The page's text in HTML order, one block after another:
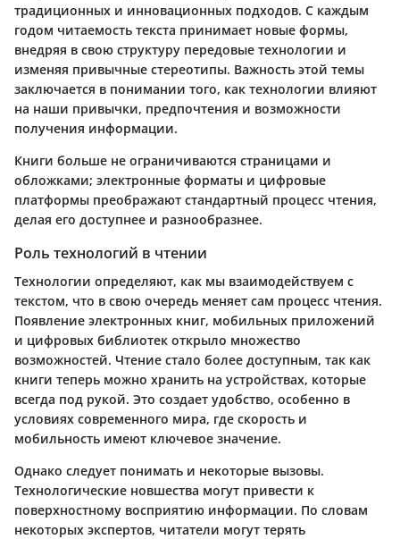
традиционных и инновационных подходов. С каждым
годом читаемость текста принимает новые формы,
внедряя в свою структуру передовые технологии и
изменяя привычные стереотипы. Важность этой темы
заключается в понимании того, как технологии влияют
на наши привычки, предпочтения и возможности
получения информации.
Книги больше не ограничиваются страницами и
обложками; электронные форматы и цифровые
платформы преображают стандартный процесс чтения,
делая его доступнее и разнообразнее.
Роль технологий в чтении
Технологии определяют, как мы взаимодействуем с
текстом, что в свою очередь меняет сам процесс чтения.
Появление электронных книг, мобильных приложений
и цифровых библиотек открыло множество
возможностей. Чтение стало более доступным, так как
книги теперь можно хранить на устройствах, которые
всегда под рукой. Это создает удобство, особенно в
условиях современного мира, где скорость и
мобильность имеют ключевое значение.
Однако следует понимать и некоторые вызовы.
Технологические новшества могут привести к
поверхностному восприятию информации. По словам
некоторых экспертов, читатели могут терять